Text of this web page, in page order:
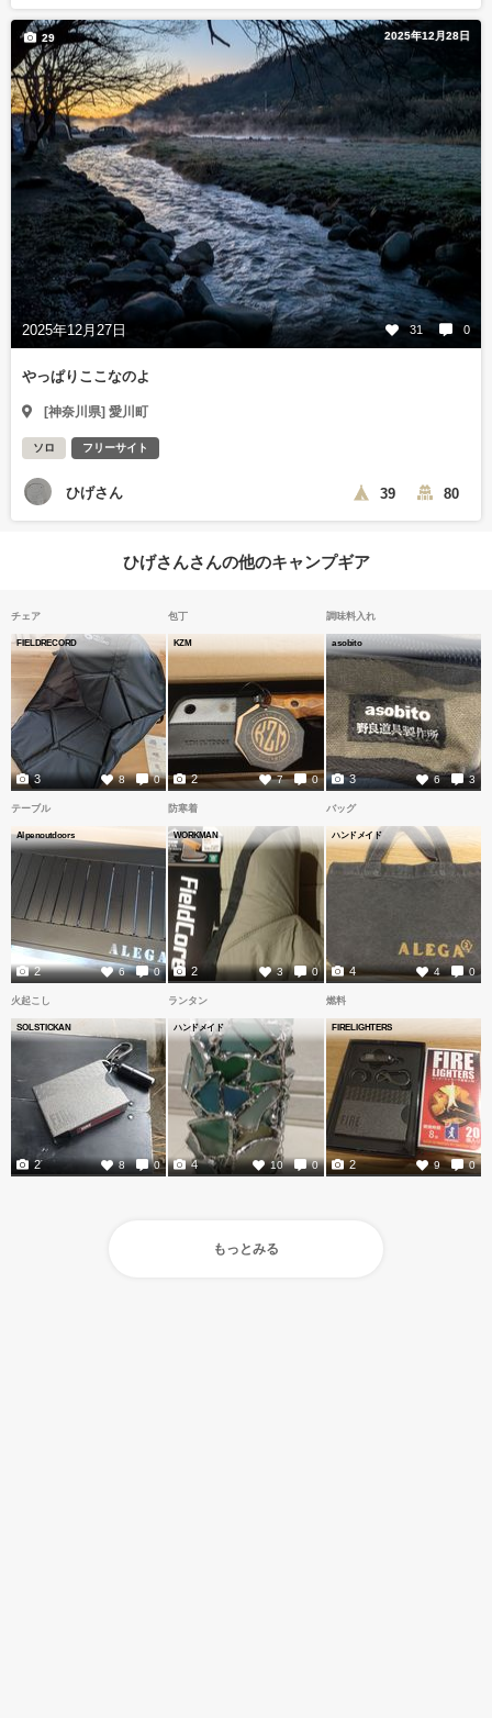
2025年12月28日
2025年12月27日 31 0
29
やっぱりここなのよ
[神奈川県] 愛川町
ソロ フリーサイト
ひげさん 39 80
ひげさんさんの他のキャンプギア
チェア
FIELDRECORD
8 0
3
包丁
KZM
7 0
2
調味料入れ
asobito
6 3
3
テーブル
Alpenoutdoors
6 0
2
防寒着
WORKMAN
3 0
2
バッグ
ハンドメイド
4 0
4
火起こし
SOLSTICKAN
8 0
2
ランタン
ハンドメイド
10 0
4
燃料
FIRELIGHTERS
9 0
2
もっとみる